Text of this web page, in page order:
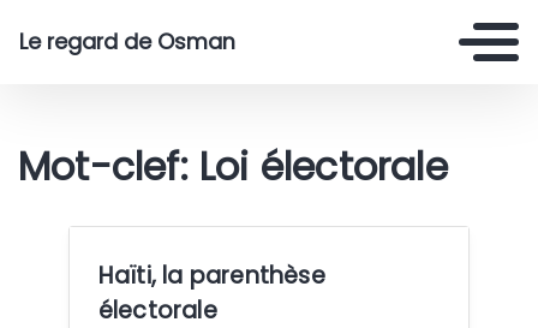
Le regard de Osman
Mot-clef: Loi électorale
Haïti, la parenthèse
électorale